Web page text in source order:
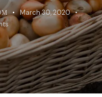
March 30, 2020